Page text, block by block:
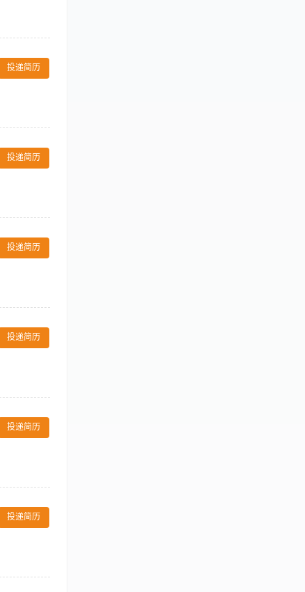
部门经理及
配高净值
管理经验者
位福利：全
薪机会
空间大，区
平，绩效透
个人近
作，主动
心沉稳、
变通，懂得
对一专属
时间冲突，
档：负责各
沟通，高
。 三、工
高，有极
前安排事
松 成长性
投递简历
医疗费用资
投递简历
突出问题和
、酒店重
，督导完
有较强的
能力、团队
投递简历
2、根据部
游管理、
意识，灵活
投递简历
息； 6.分析
9.收集行
投递简历
处理多方面
投递简历